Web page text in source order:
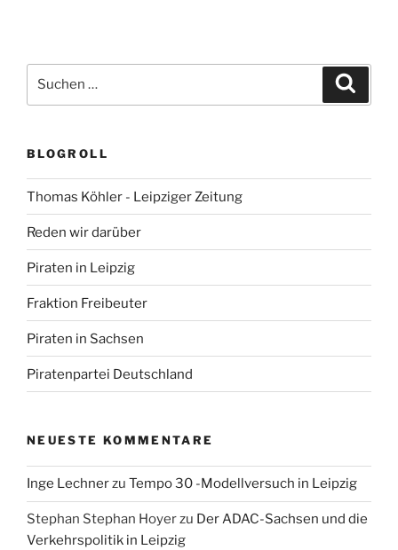
nach:
BLOGROLL
Thomas Köhler - Leipziger Zeitung
Reden wir darüber
Piraten in Leipzig
Fraktion Freibeuter
Piraten in Sachsen
Piratenpartei Deutschland
NEUESTE KOMMENTARE
Inge Lechnerzu Tempo 30 -Modellversuch in Leipzig
Stephan Stephan Hoyerzu Der ADAC-Sachsen und die
Verkehrspolitik in Leipzig